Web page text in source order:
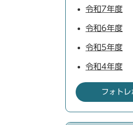
令和7年度
令和6年度
令和5年度
令和4年度
フォト